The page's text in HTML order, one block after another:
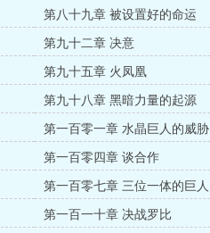
第八十九章 被设置好的命运
第九十二章 决意
第九十五章 火凤凰
第九十八章 黑暗力量的起源
第一百零一章 水晶巨人的威胁
第一百零四章 谈合作
第一百零七章 三位一体的巨人
第一百一十章 决战罗比